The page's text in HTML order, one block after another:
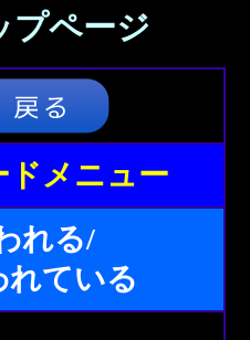
プページ
ドメニュー
れる/
ている